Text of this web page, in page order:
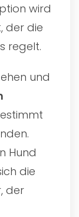
wird
der die
regelt.
und
Hund
die
der